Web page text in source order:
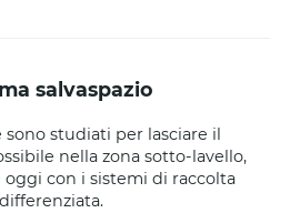
salvaspazio
sono studiati per lasciare il
nella zona sotto-lavello,
con i sistemi di raccolta
differenziata.